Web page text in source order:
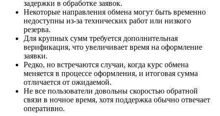
задержки в обработке заявок.
Некоторые направления обмена могут быть временно
недоступны из-за технических работ или низкого
резерва.
Для крупных сумм требуется дополнительная
верификация, что увеличивает время на оформление
заявки.
Редко, но встречаются случаи, когда курс обмена
меняется в процессе оформления, и итоговая сумма
отличается от ожидаемой.
Не все пользователи довольны скоростью обратной
связи в ночное время, хотя поддержка обычно отвечает
оперативно.